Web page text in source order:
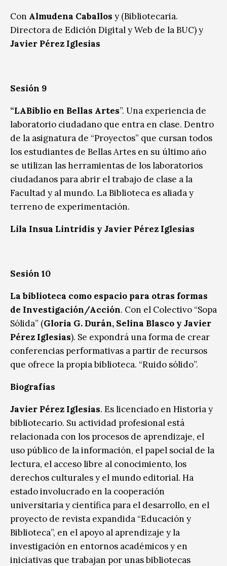
Con Almudena Caballos y (Bibliotecaria.
Directora de Edición Digital y Web de la BUC) y
Javier Pérez Iglesias
Sesión 9
“LABiblio en Bellas Artes”. Una experiencia de
laboratorio ciudadano que entra en clase. Dentro
de la asignatura de “Proyectos” que cursan todos
los estudiantes de Bellas Artes en su último año
se utilizan las herramientas de los laboratorios
ciudadanos para abrir el trabajo de clase a la
Facultad y al mundo. La Biblioteca es aliada y
terreno de experimentación.
Lila Insua Lintridis y Javier Pérez Iglesias
Sesión 10
La biblioteca como espacio para otras formas
de Investigación/Acción. Con el Colectivo “Sopa
Sólida” (Gloria G. Durán, Selina Blasco y Javier
Pérez Iglesias). Se expondrá una forma de crear
conferencias performativas a partir de recursos
que ofrece la propia biblioteca. “Ruido sólido”.
Biografías
Javier Pérez Iglesias. Es licenciado en Historia y
bibliotecario. Su actividad profesional está
relacionada con los procesos de aprendizaje, el
uso público de la información, el papel social de la
lectura, el acceso libre al conocimiento, los
derechos culturales y el mundo editorial. Ha
estado involucrado en la cooperación
universitaria y científica para el desarrollo, en el
proyecto de revista expandida “Educación y
Biblioteca”, en el apoyo al aprendizaje y la
investigación en entornos académicos y en
iniciativas que trabajan por unas bibliotecas